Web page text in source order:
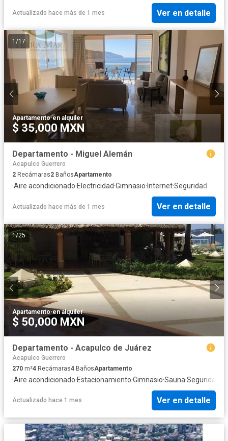
Actualizado hace más de 1 mes Ver en detalle
1 /17
Apartamento·en alquiler
$ 35,000 MXN
Departamento - Miguel Alemán
Acapulco Guerrero
2 Recámaras2 BañosApartamento
·Aire acondicionado·Electricidad·Gimnasio· Internet·Seguridad
Actualizado hace más de 1 mes Ver en detalle
1/25
Apartamento·en alquiler
$ 50,000 MXN
Departamento - Acapulco de Juárez
Acapulco Guerrero
270 m²4 Recámaras4 BañosApartamento
·Aire acondicionado·Estacionamiento·Gimnasio·Sauna·Seguridad
Actualizado hace 1 mes Ver en detalle